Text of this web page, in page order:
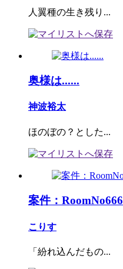
人翼種の生き残り...
奥様は......
神波裕太
ほのぼの？とした...
案件：RoomNo666
こりす
「紛れ込んだもの...